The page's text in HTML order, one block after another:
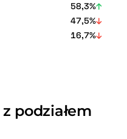
58,3%
47,5%
16,7%
z podziałem